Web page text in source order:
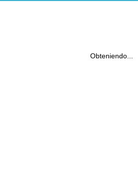
Obteniendo...